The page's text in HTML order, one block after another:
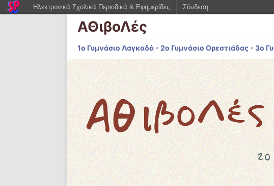
ΑΘιβοΛές
1ο Γυμνάσιο Λαγκαδά - 2ο Γυμνάσιο Ορεστιάδας - 3ο
Ηλεκτρονικά Σχολικά Περιοδικά & Εφημερίδες Σύνδεση